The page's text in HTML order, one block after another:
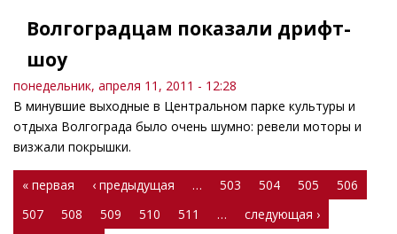
Волгоградцам показали дрифт-
шоу
понедельник, апреля 11, 2011 - 12:28
В минувшие выходные в Центральном парке культуры и
отдыха Волгограда было очень шумно: ревели моторы и
визжали покрышки.
Страницы
« первая ‹ предыдущая … 503 504 505
506
507
508 509 510 511 …
следующая ›